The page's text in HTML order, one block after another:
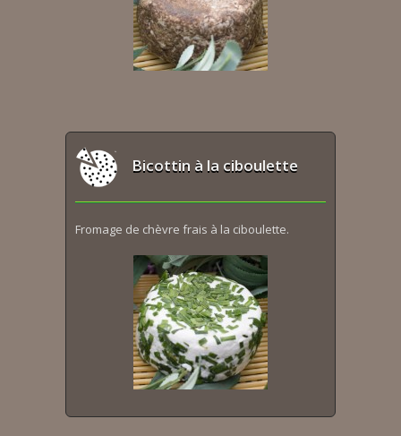
Bicottin à la ciboulette
Fromage de chèvre frais à la ciboulette.